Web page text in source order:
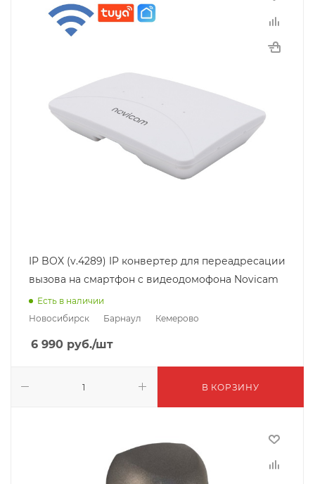
IP BOX (v.4289) IP конвертер для переадресации
вызова на смартфон c видеодомофона Novicam
Есть в наличии
Новосибирск
Барнаул Кемерово
6 990 руб./шт
В КОРЗИНУ